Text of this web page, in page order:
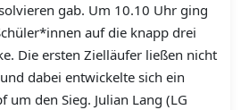
gab. Um 10.10 Uhr ging
auf die knapp drei
Die ersten Zielläufer ließen nicht
dabei entwickelte sich ein
um den Sieg. Julian Lang (LG